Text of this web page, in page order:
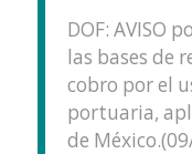
DOF: AVISO
las bases de
cobro por el
portuaria,
de